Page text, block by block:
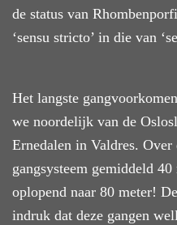
de status van
‘sensu stricto’ in die van
Het langste
we noordelijk van de
Ernedalen in Valdres.
gangsysteem gemiddeld
oplopend naar 80 meter!
indruk dat deze gangen